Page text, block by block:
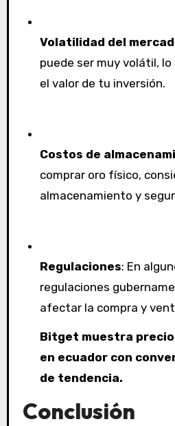
Volatilidad del
puede ser muy volátil,
el valor de tu inversión.
Costos de
comprar oro físico,
almacenamiento y
Regulaciones: En
regulaciones
afectar la compra y
Bitget muestra precio
en ecuador con
de tendencia.
Conclusión